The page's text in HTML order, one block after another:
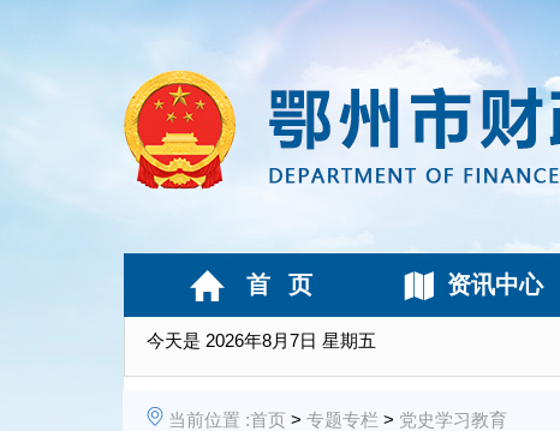
今天是 2026年8月7日 星期五
首 页 资讯中心
当前位置 :首页 > 专题专栏 > 党史学习教育